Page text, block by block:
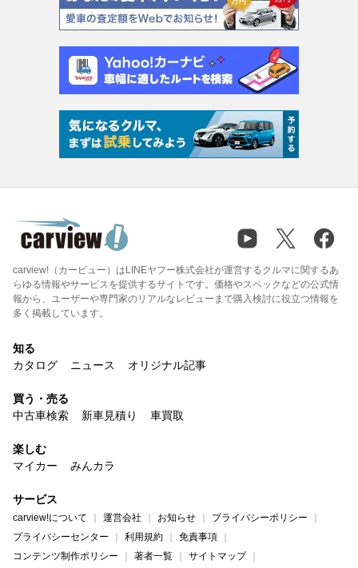
carview!（カービュー）はLINEヤフー株式会社が運営するクルマに関するあ
らゆる情報やサービスを提供するサイトです。価格やスペックなどの公式情
報から、ユーザーや専門家のリアルなレビューまで購入検討に役立つ情報を
多く掲載しています。
知る
カタログ
ニュース オリジナル記事
買う・売る
中古車検索
新車見積り 車買取
楽しむ
マイカー
みんカラ
サービス
carview!について 運営会社 お知らせ
プライバシーポリシー
プライバシーセンター
利用規約
免責事項
コンテンツ制作ポリシー
著者一覧 サイトマップ